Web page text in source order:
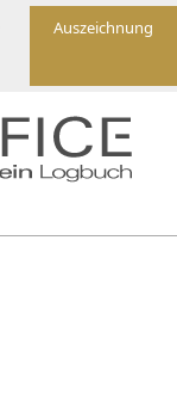
Auszeichnung